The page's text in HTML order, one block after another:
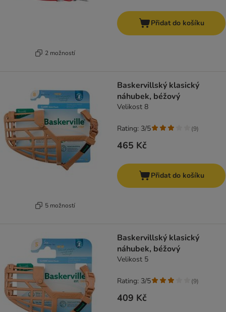
2 možností
Přidat do košíku
5 možností
Baskervillský klasický
náhubek, béžový
Velikost 8
465 Kč
Rating: 3/5 (9)
Přidat do košíku
Baskervillský klasický
náhubek, béžový
Velikost 5
409 Kč
Rating: 3/5 (9)